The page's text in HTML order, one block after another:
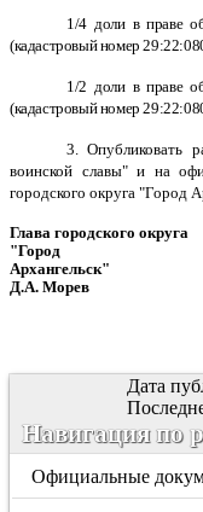
1/4 доли в праве
(кадастровый номер
1/2 доли в праве
(кадастровый номер
3. Опубликовать
воинской славы" и на
городского округа "Город
Глава городского округа
"Город
Архангельск"
Д.А. Морев
Дата
Навигация по
Официальные